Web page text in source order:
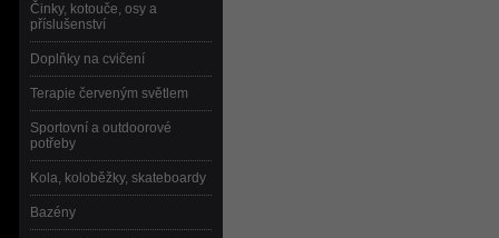
Činky, kotouče, osy a
příslušenství
Doplňky na cvičení
Terapie červeným světlem
Sportovní a outdoorové
potřeby
Kola, koloběžky, skateboardy
Bazény